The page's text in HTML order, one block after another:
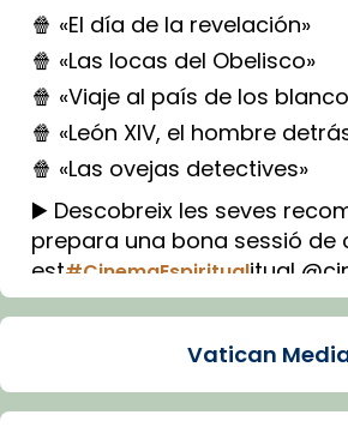
🍿 «El día de la revelación»
🍿 «Las locas del Obelisco»
🍿 «Viaje al país de los
🍿 «León XIV, el hombre
🍿 «Las ovejas detectives»
▶️ Descobreix les seves
prepara una bona sessió de
est#CinemaEspiritualitual
Imatge: Generada amb IA
Vatican